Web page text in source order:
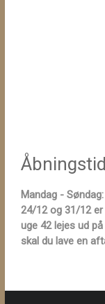
Mandag -
24/12 og 31/12
uge 42 lejes ud
skal du lave en